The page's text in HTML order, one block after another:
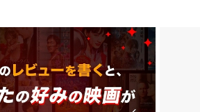
Laurent Mothe
役：Roberto Rossell
ini
Jonas Marmy
役：Jacques Rivette